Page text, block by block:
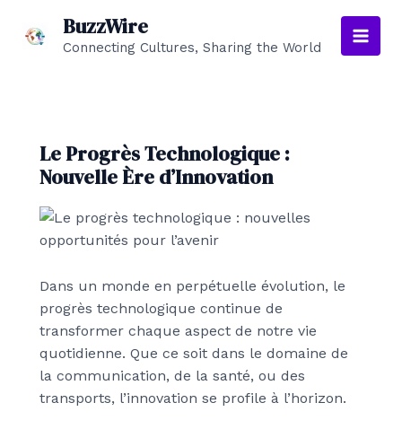
BuzzWire
Connecting Cultures, Sharing the World
Main
Le Progrès Technologique :
Nouvelle Ère d’Innovation
Dans un monde en perpétuelle évolution, le
progrès technologique continue de
transformer chaque aspect de notre vie
quotidienne. Que ce soit dans le domaine de
la communication, de la santé, ou des
transports, l’innovation se profile à l’horizon.